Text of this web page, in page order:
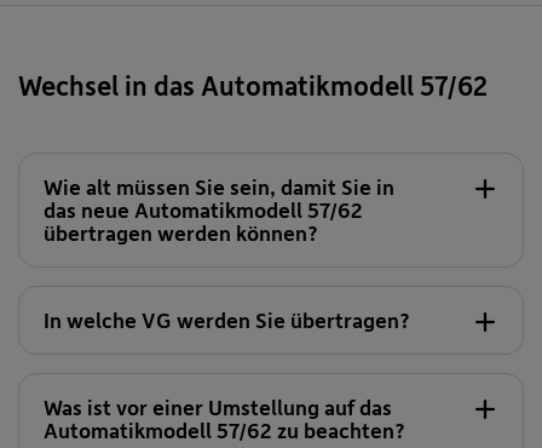
Die ausgewogene VG 151
Wechsel in das Automatikmodell 57/62
Wie alt müssen Sie sein, damit Sie in
das neue Automatikmodell 57/62
übertragen werden können?
In welche VG werden Sie übertragen?
Was ist vor einer Umstellung auf das
Automatikmodell 57/62 zu beachten?